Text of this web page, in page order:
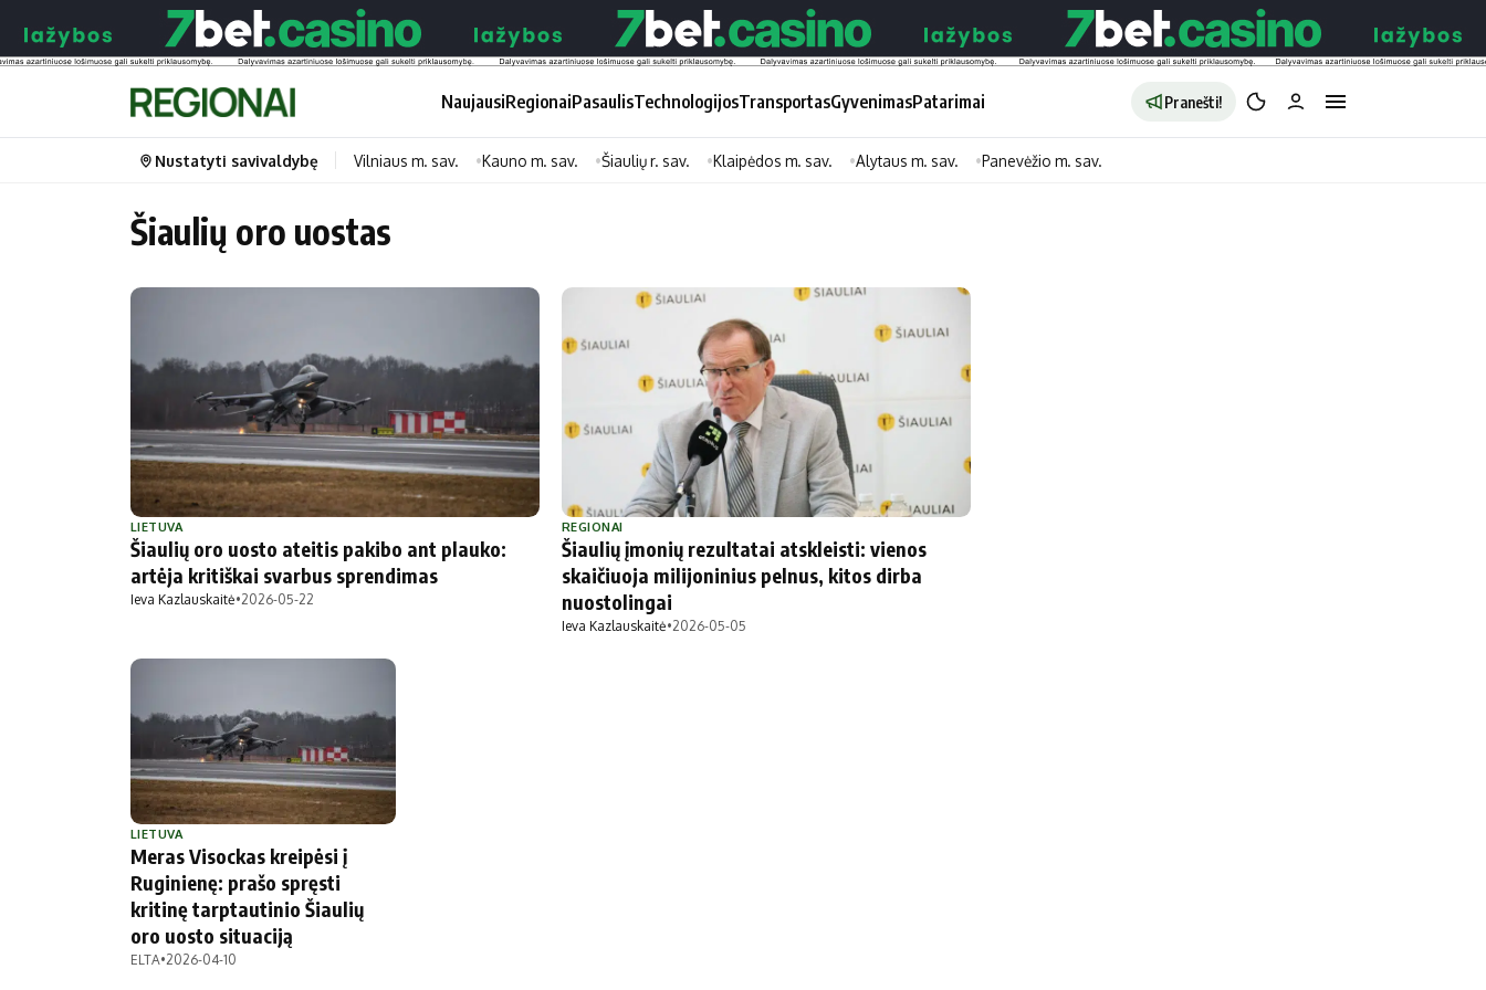
NaujausiRegionaiPasaulisTechnologijosTransportasGyvenimasPatarimai Pranešti!
Pradinis puslapis
Naujausi
Lietuva
Pasaulis
Politika
Patarimai
Dirbtinis intelektas
Horoskopai
Laisvalaikis
Maistas
Sveikata
Technologijos
Indėlių palūkanos
Vilniaus miesto
Kauno miesto
Klaipėdos miesto
Panevėžio miesto
Šiaulių miesto
Alytaus miesto
Marijampolės
Druskininkų
Utenos rajono
Jonavos rajono
Palangos miesto
Prienų rajono
Nustatyti savivaldybę Vilniaus m. sav. Kauno m. sav. Šiaulių r. sav. Klaipėdos m. sav. Alytaus m. sav. Panevėžio m. sav.
Šiaulių oro uostas
LIETUVA
Šiaulių oro uosto ateitis pakibo ant plauko:
artėja kritiškai svarbus sprendimas
Ieva Kazlauskaitė•2026-05-22
REGIONAI
Šiaulių įmonių rezultatai atskleisti: vienos
skaičiuoja milijoninius pelnus, kitos dirba
nuostolingai
Ieva Kazlauskaitė•2026-05-05
LIETUVA
Meras Visockas kreipėsi į
Ruginienę: prašo spręsti
kritinę tarptautinio Šiaulių
oro uosto situaciją
ELTA•2026-04-10